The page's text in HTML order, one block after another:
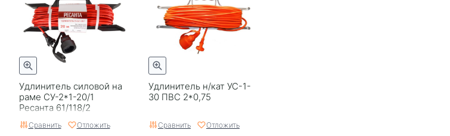
Удлинитель силовой на
раме СУ-2*1-20/1
Ресанта 61/118/2
Сравнить Отложить
Удлинитель н/кат УС-1-
30 ПВС 2*0,75
Сравнить Отложить